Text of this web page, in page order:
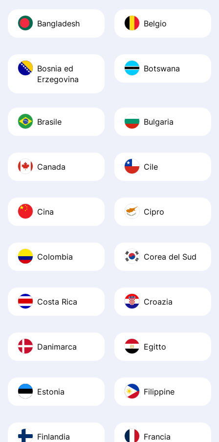
Bangladesh Belgio
Bosnia ed
Erzegovina
Botswana
Brasile Bulgaria
Canada Cile
Cina Cipro
Colombia Corea del Sud
Costa Rica Croazia
Danimarca Egitto
Estonia Filippine
Finlandia Francia